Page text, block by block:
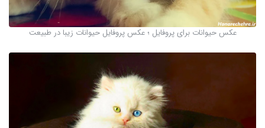
عکس حیوانات برای پروفایل ؛ عکس پروفایل حیوانات زیبا در طبیعت